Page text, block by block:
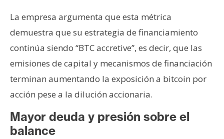
La empresa argumenta que esta métrica
demuestra que su estrategia de financiamiento
continúa siendo “BTC accretive”, es decir, que las
emisiones de capital y mecanismos de financiación
terminan aumentando la exposición a bitcoin por
acción pese a la dilución accionaria.
Mayor deuda y presión sobre el
balance